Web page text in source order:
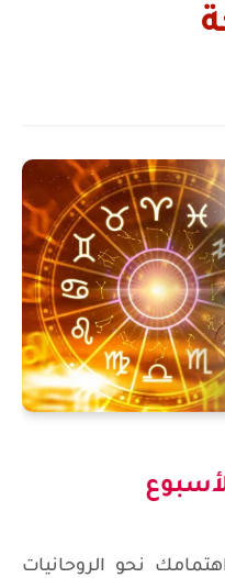
نحو الروحانيات